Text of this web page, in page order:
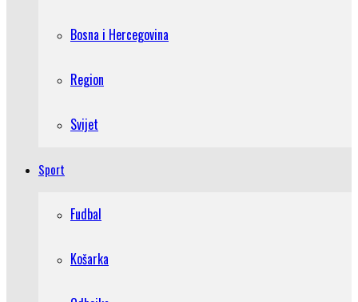
Bosna i Hercegovina
Region
Svijet
Sport
Fudbal
Košarka